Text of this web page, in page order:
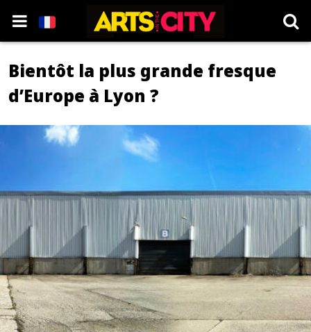
Bientôt la plus grande fresque
d’Europe à Lyon ?